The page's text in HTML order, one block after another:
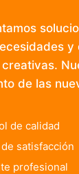
y
de las
de calidad
satisfacción
profesional